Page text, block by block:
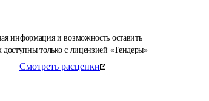
информация и возможность оставить
доступны только с лицензией «Тендеры»
Смотреть расценки